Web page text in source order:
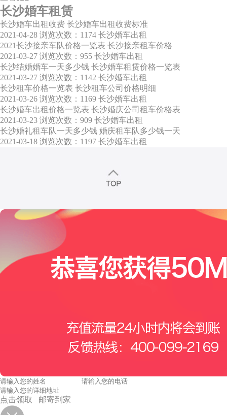
长沙婚车租赁
长沙婚车出租收费 长沙婚车出租收费标准
2021-04-28 浏览次数：1174 长沙婚车出租
2021长沙接亲车队价格一览表 长沙接亲租车价格
2021-03-27 浏览次数：955 长沙婚车出租
长沙结婚婚车一天多少钱 长沙婚车租赁价格一览表
2021-03-27 浏览次数：1142 长沙婚车出租
长沙租车价格一览表 长沙租车公司价格明细
2021-03-26 浏览次数：1169 长沙婚车出租
长沙婚车出租价格一览表 长沙婚庆公司租车价格表
2021-03-23 浏览次数：909 长沙婚车出租
长沙婚礼租车队一天多少钱 婚庆租车队多少钱一天
2021-03-18 浏览次数：1197 长沙婚车出租
点击领取 邮寄到家